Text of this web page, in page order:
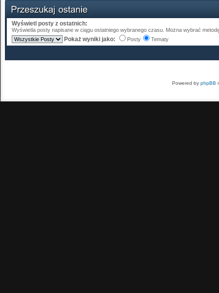
Wyświetl posty z ostatnich:
Wyświetla posty napisane w ciągu ostatniego wybranego czasu. Można wybrać
Pokaż wyniki jako: Posty Tematy
Powered by phpBB